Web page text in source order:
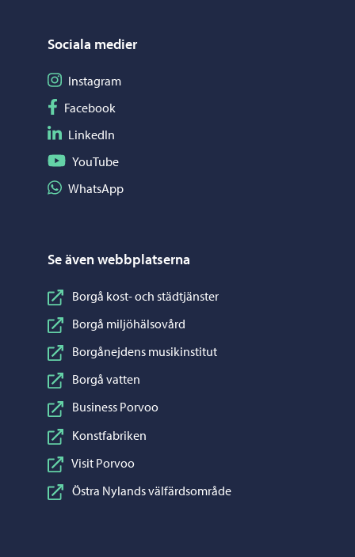
Sociala medier
Följ på Instagram
Instagram
Följ på Facebook
Facebook
Följ på LinkedIn
LinkedIn
Följ på YouTube
YouTube
Dela på WhatsApp
WhatsApp
Se även webbplatserna
Borgå kost- och städtjänster
Borgå miljöhälsovård
Borgånejdens musikinstitut
Borgå vatten
Business Porvoo
Konstfabriken
Visit Porvoo
Östra Nylands välfärdsområde